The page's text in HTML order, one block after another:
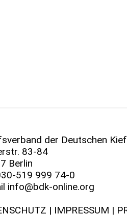
der Deutschen
83-84
Berlin
519 999 74-0
info@bdk-online.org
| IMPRESSUM |